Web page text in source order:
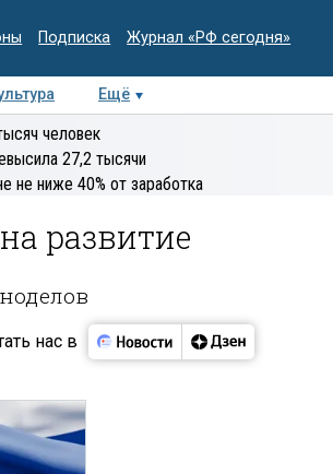
Подписка Журнал «РФ сегодня»
Ещё
Колумнисты
человек
27,2 тысячи
не ниже 40% от заработка
развитие
нас в